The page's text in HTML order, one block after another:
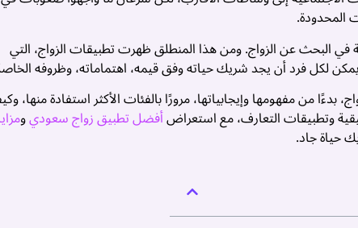
المحدودة.
البحث عن الزواج. ومن هذا المنطلق ظهرت تطبيقات الزواج، التي
لكل فرد أن يجد شريك حياته وفق قيمه، اهتماماته، وظروفه
من مفهومها وإيجابياتها، مرورًا بالفئات الأكثر استفادة منها،
وتطبيقات التعارف، مع استعراضأفضل تطبيق زواج سعوديو
حياة جاد.